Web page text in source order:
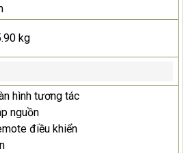
kg
hình tương tác
nguồn
điều khiển